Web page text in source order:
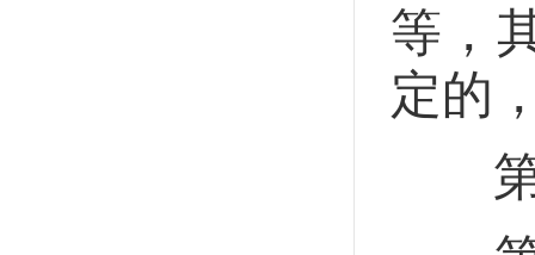
等，
定的
第